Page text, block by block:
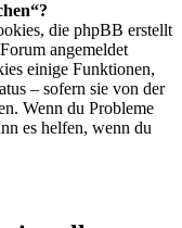
die phpBB erstellt
angemeldet
einige Funktionen,
– sofern sie von der
Wenn du Probleme
es helfen, wenn du